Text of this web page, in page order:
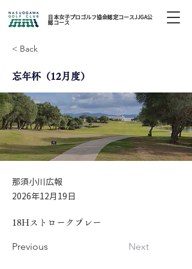
日本女子プロゴルフ協会認定コースJJGA公
認コース
< Back
忘年杯（12月度）
那須小川広報
2026年12月19日
18Hストロークプレー
Previous Next